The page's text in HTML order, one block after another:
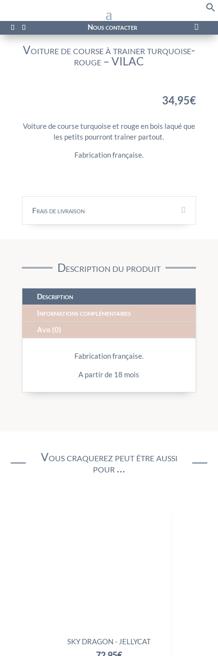
Nous contacter 
Voiture de course à trainer turquoise-
rouge – VILAC
34,95€
Voiture de course turquoise et rouge en bois laqué que
les petits pourront traîner partout.
Fabrication française.
Frais de livraison
Description du produit
Description
Informations complémentaires
Avis (0)
Fabrication française.
A partir de 18 mois
Vous craquerez peut être aussi
pour …
SKY DRAGON - JELLYCAT